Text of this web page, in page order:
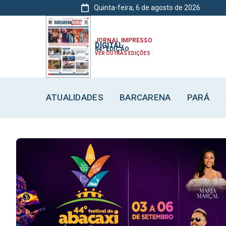
Quinta-feira, 6 de agosto de 2026
JORNAL IMPRESSO
DIGITAL
64ª EDIÇÃO
VER OUTRAS EDIÇÕES
ATUALIDADES BARCARENA PARÁ